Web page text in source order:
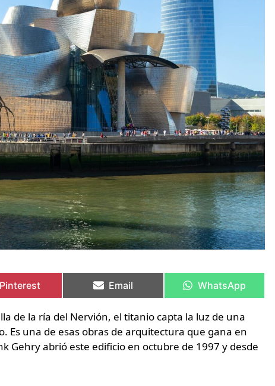
Pinterest
en
Email
en
WhatsApp
de la ría del Nervión, el titanio capta la luz de una
una de esas obras de arquitectura que gana en
Gehry abrió este edificio en octubre de 1997 y desde
en
en